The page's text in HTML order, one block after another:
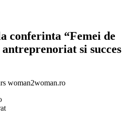
conferinta “Femei de
si succes
woman2woman.ro